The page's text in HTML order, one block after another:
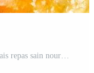
pizza au fromage 4 types de fromage plat frais repas sain nourriture collation régime alimentaire sur la table copie espace arrière-plan alimentaire rustique vue de dessus Photo Pro